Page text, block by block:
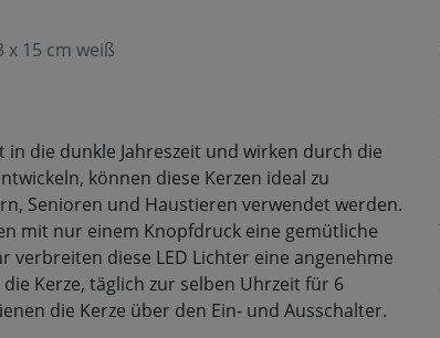
x 15 cm weiß
in die dunkle Jahreszeit und wirken durch die
können diese Kerzen ideal zu
Senioren und Haustieren verwendet werden.
mit nur einem Knopfdruck eine gemütliche
verbreiten diese LED Lichter eine angenehme
Kerze, täglich zur selben Uhrzeit für 6
die Kerze über den Ein- und Ausschalter.